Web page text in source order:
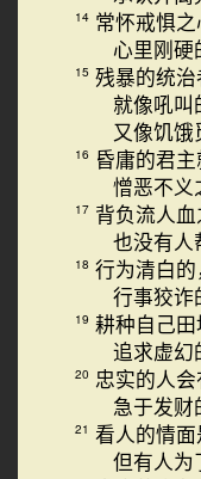
14 常怀戒惧之
心里刚硬
15 残暴的统治
就像吼叫
又像饥饿
16 昏庸的君主
憎恶不义
17 背负流人血
也没有人
18 行为清白的
行事狡诈
19 耕种自己田
追求虚幻
20 忠实的人会
急于发财
21 看人的情面
但有人为